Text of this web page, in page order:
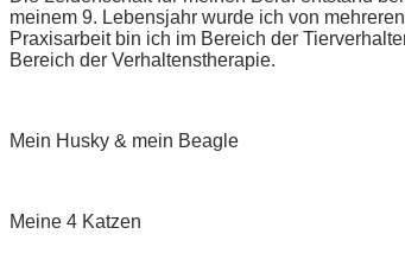
meinem 9. Lebensjahr wurde ich von
Praxisarbeit bin ich im Bereich der
Bereich der Verhaltenstherapie.
Mein Husky & mein Beagle
Meine 4 Katzen